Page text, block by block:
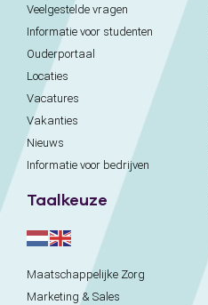
Veelgestelde vragen
Informatie voor studenten
Ouderportaal
Locaties
Vacatures
Vakanties
Nieuws
Informatie voor bedrijven
Taalkeuze
Maatschappelijke Zorg
Marketing & Sales